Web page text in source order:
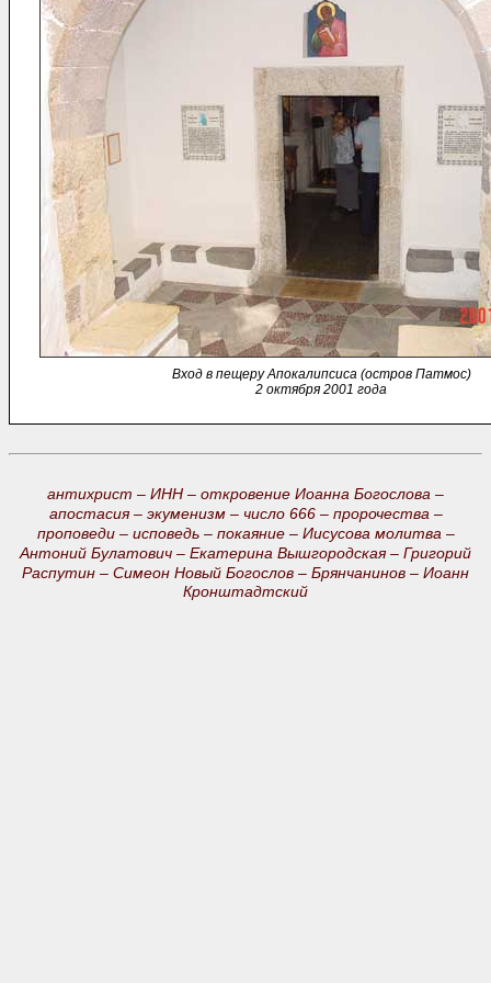
Вход в пещеру Апокалипсиса (остров Патмос)
2 октября 2001 года
антихрист – ИНН – откровение Иоанна Богослова –
апостасия – экуменизм – число 666 – пророчества –
проповеди – исповедь – покаяние – Иисусова молитва –
Антоний Булатович – Екатерина Вышгородская – Григорий
Распутин – Симеон Новый Богослов – Брянчанинов – Иоанн
Кронштадтский